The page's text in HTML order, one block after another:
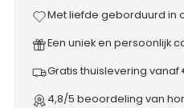
Met liefde geborduurd in
Een uniek en persoonlijk
Gratis thuislevering vanaf
4,8/5 beoordeling van